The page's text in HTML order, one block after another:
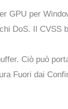
GPU per
DoS. Il CVSS
Ciò può
Fuori dai